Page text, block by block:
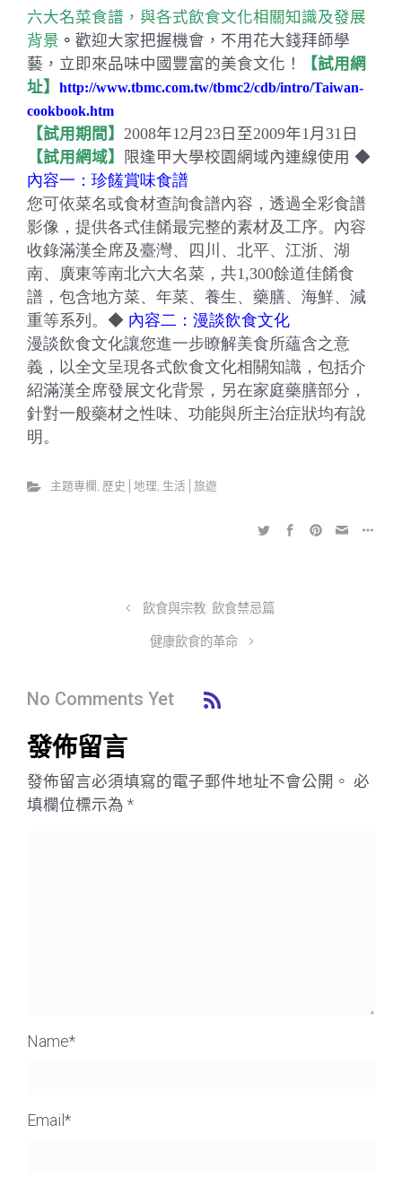
六大名菜食譜，與各式飲食文化相關知識及發展
背景 。 歡迎大家把握機會，不用花大錢拜師學
藝，立即來品味中國豐富的美食文化！
【試用網
址】 http://www.tbmc.com.tw/tbmc2/cdb/intro/Taiwan-
cookbook.htm
【試用期間】 2008年12月 23 日 至2009年1月 31 日
【試用網域】
限逢甲大學校園網域內連線使用 ◆
內容一：珍饈賞味食譜
您可依菜名或食材查詢食譜內容，透過全彩食譜
影像，提供各式佳餚最完整的素材及工序。內容
收錄滿漢全席及臺灣、四川、北平、江浙、湖
南、廣東等南北六大名菜，共1,300餘道佳餚食
譜，包含地方菜、年菜、養生、藥膳、海鮮、減
重等系列。 ◆ 內容二：漫談飲食文化
漫談飲食文化讓您進一步瞭解美食所蘊含之意
義，以全文呈現各式飲食文化相關知識，包括介
紹滿漢全席發展文化背景，另在家庭藥膳部分，
針對一般藥材之性味、功能與所主治症狀均有說
明。
主題專欄 , 歷史│地理, 生活│旅遊
飲食與宗教: 飲食禁忌篇
健康飲食的革命
No Comments Yet
發佈留言
發佈留言必須填寫的電子郵件地址不會公開。 必
填欄位標示為 *
Name*
Email *